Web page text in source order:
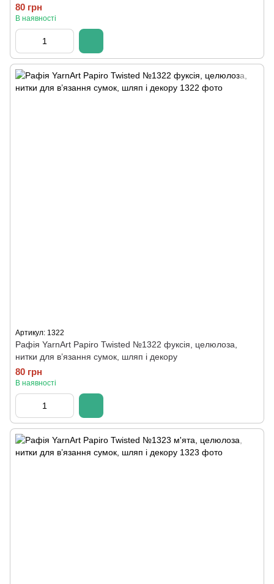
80 грн
В наявності
Артикул: 1322
Рафія YarnArt Papiro Twisted №1322 фуксія, целюлоза,
нитки для в’язання сумок, шляп і декору
80 грн
В наявності